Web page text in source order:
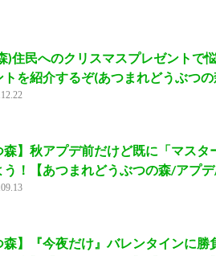
)住民へのクリスマスプレゼントで
トを紹介するぞ(あつまれどうぶつの
森】秋アプデ前だけど既に「マス
う！【あつまれどうぶつの森/アプデ
森】『今夜だけ』バレンタインに